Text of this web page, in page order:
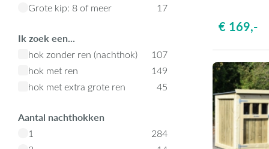
Grote kip: 8 of meer
17
Ik zoek een...
hok zonder ren (nachthok)
107
hok met ren
149
hok met extra grote ren
45
Aantal nachthokken
1
284
€ 169,-